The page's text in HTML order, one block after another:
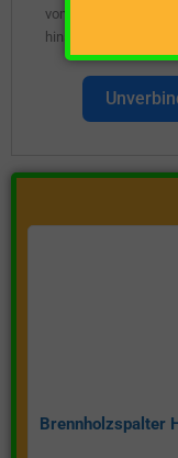
vom
hinsichtlich eines
Brennholzspalter